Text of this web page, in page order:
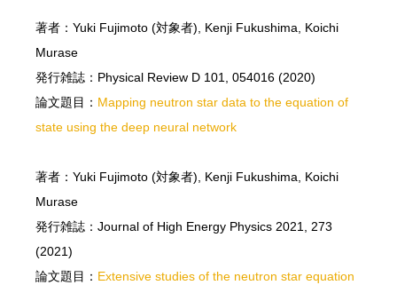
著者：Yuki Fujimoto (対象者), Kenji Fukushima, Koichi
Murase
発行雑誌：Physical Review D 101, 054016 (2020)
論文題目： Mapping neutron star data to the equation of
state using the deep neural network
著者：Yuki Fujimoto (対象者), Kenji Fukushima, Koichi
Murase
発行雑誌：Journal of High Energy Physics 2021, 273
(2021)
論文題目： Extensive studies of the neutron star equation